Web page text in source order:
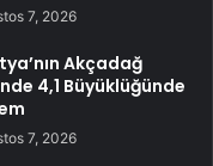
7, 2026
Akçadağ
4,1 Büyüklüğünde
7, 2026